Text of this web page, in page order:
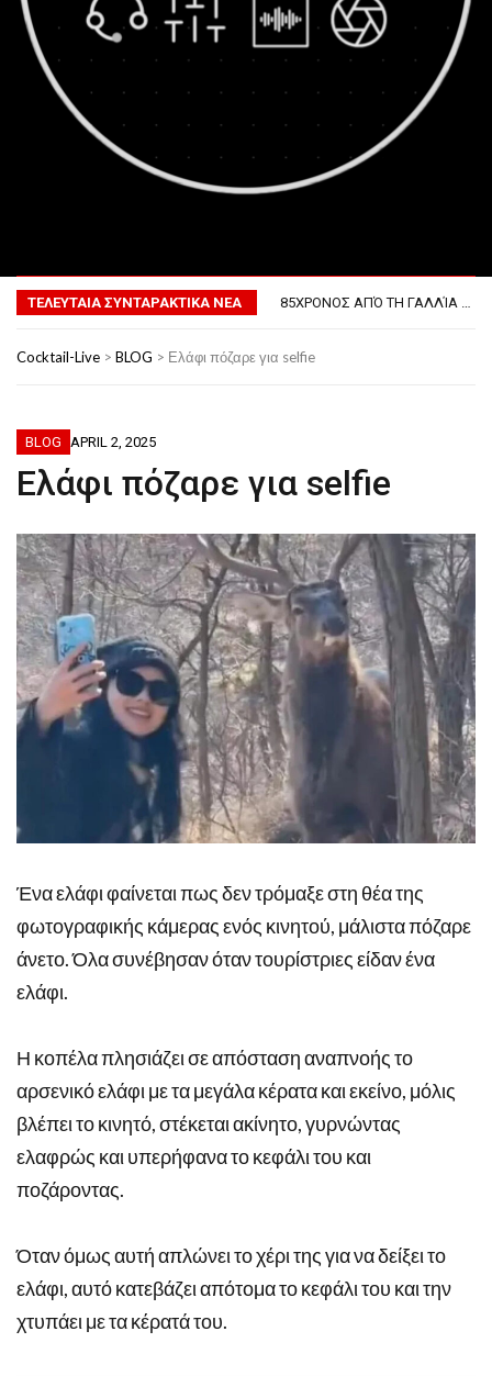
ΤΕΛΕΥΤΑΙΑ ΣΥΝΤΑΡΑΚΤΙΚΑ ΝΕΑ
ΣΚΗΝΟΘΈΤΗΣΕ ΤΗΝ ΚΛΟΠΉ ΤΟΥ ΑΥΤΟΚΙΝΉΤΟΥ ΤΟΥ ΓΙΑ ΝΑ ΑΠΟΦΎΓΕΙ ΨΏΝΙΑ ΜΕ ΤΗ ΣΎΖΥΓΟ!
Cocktail-Live > BLOG > Ελάφι πόζαρε για selfie
BLOG APRIL 2, 2025
Ελάφι πόζαρε για selfie
Ένα ελάφι φαίνεται πως δεν τρόμαξε στη θέα της
φωτογραφικής κάμερας ενός κινητού, μάλιστα πόζαρε
άνετο. Όλα συνέβησαν όταν τουρίστριες είδαν ένα
ελάφι.
Η κοπέλα πλησιάζει σε απόσταση αναπνοής το
αρσενικό ελάφι με τα μεγάλα κέρατα και εκείνο, μόλις
βλέπει το κινητό, στέκεται ακίνητο, γυρνώντας
ελαφρώς και υπερήφανα το κεφάλι του και
ποζάροντας.
Όταν όμως αυτή απλώνει το χέρι της για να δείξει το
ελάφι, αυτό κατεβάζει απότομα το κεφάλι του και την
χτυπάει με τα κέρατά του.